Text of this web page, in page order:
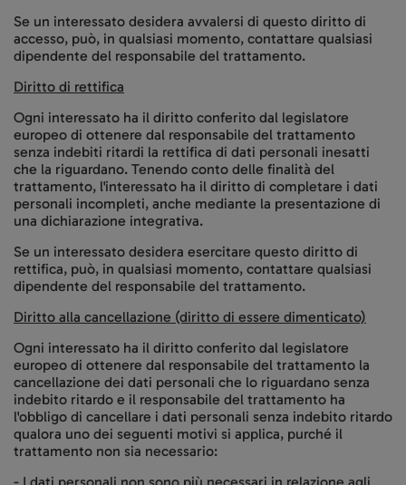
Se un interessato desidera avvalersi di questo diritto di
accesso, può, in qualsiasi momento, contattare qualsiasi
dipendente del responsabile del trattamento.
Diritto di rettifica
Ogni interessato ha il diritto conferito dal legislatore
europeo di ottenere dal responsabile del trattamento
senza indebiti ritardi la rettifica di dati personali inesatti
che la riguardano. Tenendo conto delle finalità del
trattamento, l'interessato ha il diritto di completare i dati
personali incompleti, anche mediante la presentazione di
una dichiarazione integrativa.
Se un interessato desidera esercitare questo diritto di
rettifica, può, in qualsiasi momento, contattare qualsiasi
dipendente del responsabile del trattamento.
Diritto alla cancellazione (diritto di essere dimenticato)
Ogni interessato ha il diritto conferito dal legislatore
europeo di ottenere dal responsabile del trattamento la
cancellazione dei dati personali che lo riguardano senza
indebito ritardo e il responsabile del trattamento ha
l'obbligo di cancellare i dati personali senza indebito ritardo
qualora uno dei seguenti motivi si applica, purché il
trattamento non sia necessario: